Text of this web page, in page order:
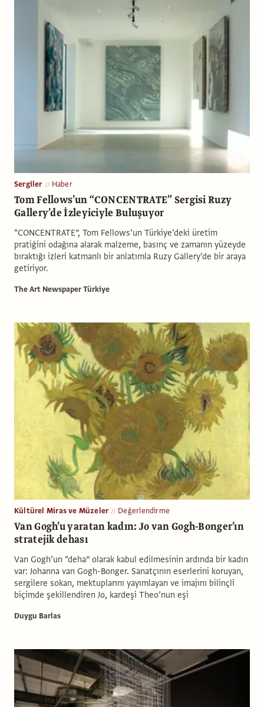
Sergiler Haber
Tom Fellows’un “CONCENTRATE” Sergisi Ruzy
Gallery’de İzleyiciyle Buluşuyor
“CONCENTRATE”, Tom Fellows’un Türkiye’deki üretim
pratiğini odağına alarak malzeme, basınç ve zamanın yüzeyde
bıraktığı izleri katmanlı bir anlatımla Ruzy Gallery’de bir araya
getiriyor.
The Art Newspaper Türkiye
Kültürel Miras ve Müzeler Değerlendirme
Van Gogh’u yaratan kadın: Jo van Gogh-Bonger’ın
stratejik dehası
Van Gogh’un “deha” olarak kabul edilmesinin ardında bir kadın
var: Johanna van Gogh-Bonger. Sanatçının eserlerini koruyan,
sergilere sokan, mektuplarını yayımlayan ve imajını bilinçli
biçimde şekillendiren Jo, kardeşi Theo’nun eşi
Duygu Barlas